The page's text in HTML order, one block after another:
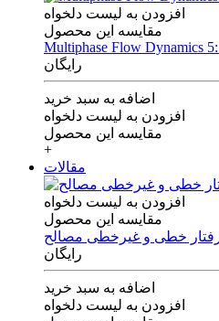
افزودن به لیست دلخواه
مقایسه این محصول
Multiphase Flow Dynamics
رایگان
اضافه به سبد خرید
افزودن به لیست دلخواه
مقایسه این محصول
+
مقالات
افزودن به لیست دلخواه
مقایسه این محصول
رفتار خطی و غیرخطی مصالح
رایگان
اضافه به سبد خرید
افزودن به لیست دلخواه